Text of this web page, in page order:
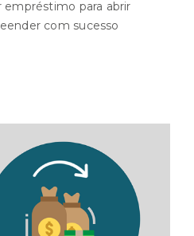
para abrir
com sucesso